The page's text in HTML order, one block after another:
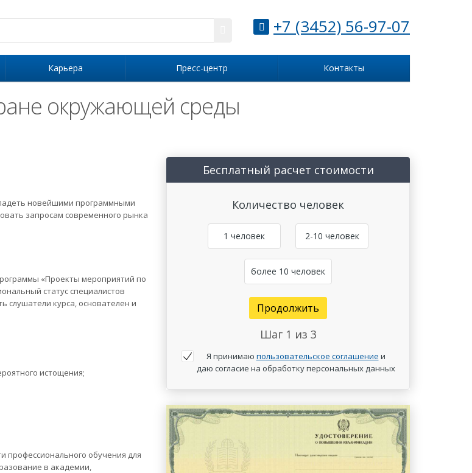
+7 (3452) 56-97-07
Карьера Пресс-центр Контакты
окружающей среды
Бесплатный расчет стоимости
Количество человек
1 человек 2-10 человек
более 10 человек
Продолжить
Шаг 1 из 3
Я принимаю пользовательское соглашение и
даю согласие на обработку персональных данных
новейшими программными
запросам современного рынка
«Проекты мероприятий по
статус специалистов
курса, основателен и
истощения;
профессионального обучения для
в академии,